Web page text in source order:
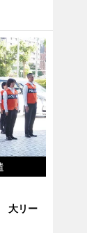
大リー